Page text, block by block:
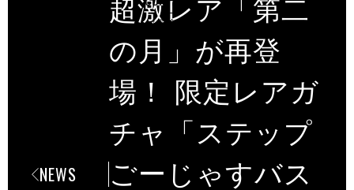
お問合せ
NEWS
超激レア「第二
の月」が再登
場！ 限定レアガ
チャ「ステップ
ごーじゃすバス